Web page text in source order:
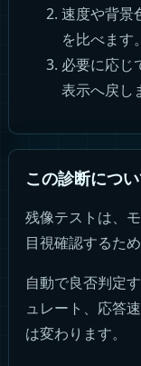
速度や背景
を比べます。
必要に応じ
表示へ戻し
この診断につ
残像テストは、
目視確認するた
自動で良否判定
ュレート、応答
は変わります。